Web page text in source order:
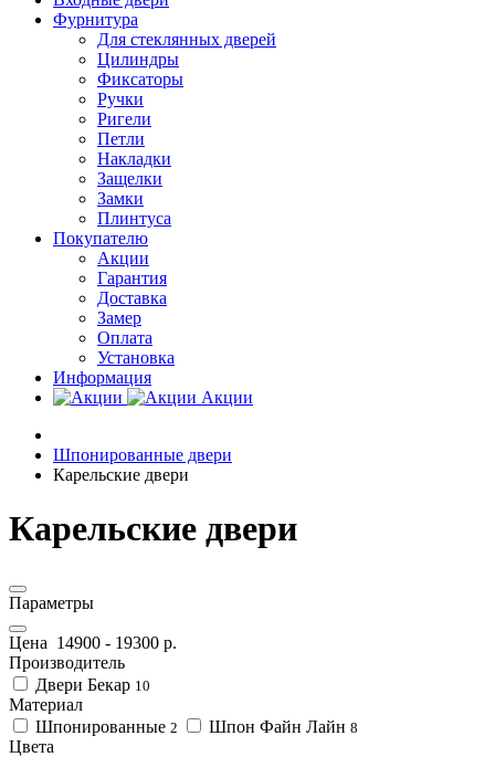
Фурнитура
Для стеклянных дверей
Цилиндры
Фиксаторы
Ручки
Ригели
Петли
Накладки
Защелки
Замки
Плинтуса
Покупателю
Акции
Гарантия
Доставка
Замер
Оплата
Установка
Информация
Акции
Шпонированные двери
Карельские двери
Карельские двери
Параметры
Цена 14900 - 19300 р.
Производитель
Двери Бекар 10
Материал
Шпонированные 2 Шпон Файн Лайн 8
Цвета